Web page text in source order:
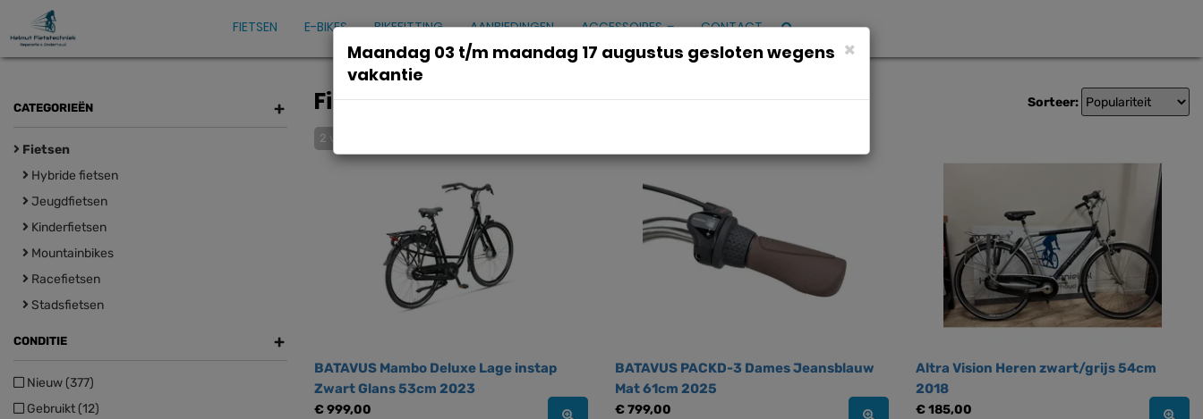
FIETSEN E-BIKES BIKEFITTING AANBIEDINGEN ACCESSOIRES CONTACT
CATEGORIEËN +
Fietsen
Hybride fietsen
Jeugdfietsen
Kinderfietsen
Mountainbikes
Racefietsen
Stadsfietsen
CONDITIE +
Nieuw (377)
Gebruikt (12)
Fietsen Sorteer:
BATAVUS Mambo Deluxe Lage instap
Zwart Glans 53cm 2023
2 varianten
€ 999,00
BATAVUS PACKD-3 Dames Jeansblauw
Mat 61cm 2025
€ 799,00
Altra Vision Heren zwart/grijs 54cm
2018
€ 185,00
×
Maandag 03 t/m maandag 17 augustus gesloten wegens
vakantie